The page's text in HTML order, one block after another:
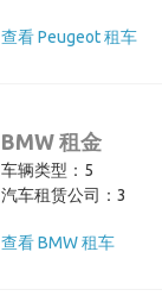
查看 Peugeot 租车
BMW 租金
车辆类型：5
汽车租赁公司：3
查看 BMW 租车